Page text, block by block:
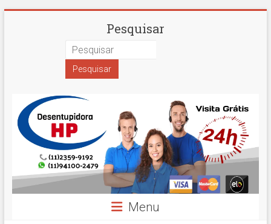
Desentupidora
Paulo
Hidro
Prime
Pesquisar
Menu